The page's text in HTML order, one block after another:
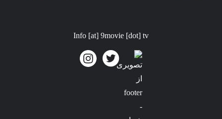
Info [at] 9movie [dot] tv